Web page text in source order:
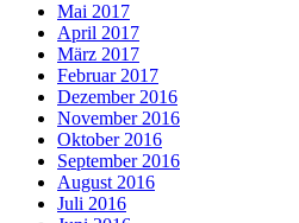
Mai 2017
April 2017
März 2017
Februar 2017
Dezember 2016
November 2016
Oktober 2016
September 2016
August 2016
Juli 2016